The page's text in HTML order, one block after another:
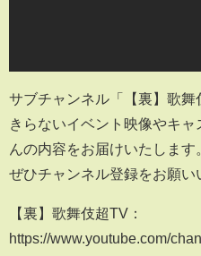
サブチャンネル「【裏】歌舞
きらないイベント映像やキ
んの内容をお届けいたします
ぜひチャンネル登録をお願い
【裏】歌舞伎超TV：
https://www.youtube.com/